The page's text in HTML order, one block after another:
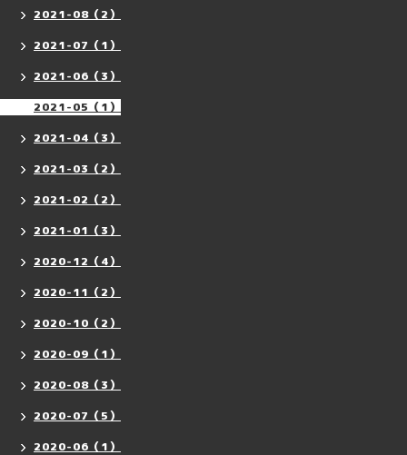
2021-08（2）
2021-07（1）
2021-06（3）
2021-05（1）
2021-04（3）
2021-03（2）
2021-02（2）
2021-01（3）
2020-12（4）
2020-11（2）
2020-10（2）
2020-09（1）
2020-08（3）
2020-07（5）
2020-06（1）